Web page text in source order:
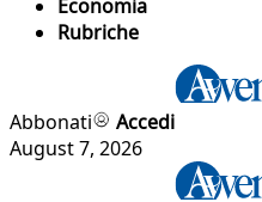
Economia
Rubriche
Abbonati
Accedi
August 7, 2026